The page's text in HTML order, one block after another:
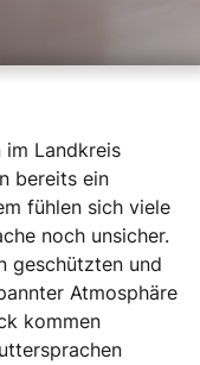
im Landkreis
bereits ein
fühlen sich viele
noch unsicher.
geschützten und
Atmosphäre
kommen